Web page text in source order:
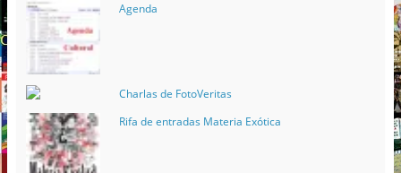
Agenda
Charlas de FotoVeritas
Rifa de entradas Materia Exótica